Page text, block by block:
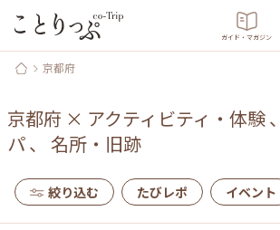
ガイド・マガジン
京都府
京都府 × アクティビティ・体験、
パ、 名所・旧跡
絞り込む たびレポ イベント